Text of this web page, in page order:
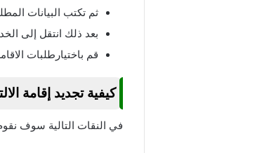
ثم تكتب البيانات
بعد ذلك انتقل إلى
قم باختيارطلبات
كيفية تجديد إقامة
في النقات التالية سوف